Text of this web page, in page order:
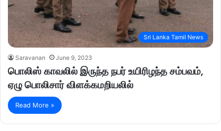
Sri Lanka Tamil News
Saravanan June 9, 2023
பொலிஸ் காவலில் இருந்த நபர் உயிரிழந்த சம்பவம்,
ஏழு பொலிசார் விளக்கமறியலில்
Read More »